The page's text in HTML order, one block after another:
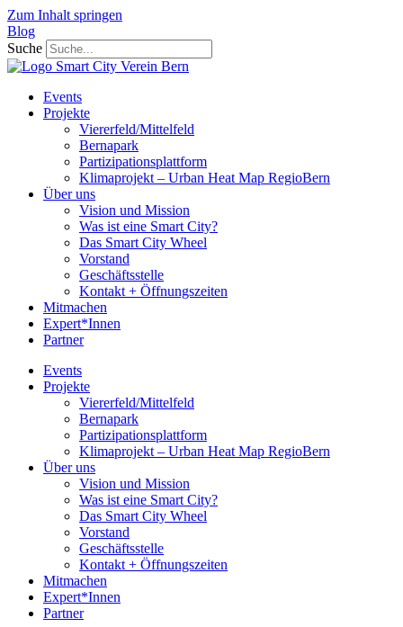
Zum Inhalt springen
Blog
Suche
Events
Projekte
Viererfeld/Mittelfeld
Bernapark
Partizipationsplattform
Klimaprojekt – Urban Heat Map RegioBern
Über uns
Vision und Mission
Was ist eine Smart City?
Das Smart City Wheel
Vorstand
Geschäftsstelle
Kontakt + Öffnungszeiten
Mitmachen
Expert*Innen
Partner
Events
Projekte
Viererfeld/Mittelfeld
Bernapark
Partizipationsplattform
Klimaprojekt – Urban Heat Map RegioBern
Über uns
Vision und Mission
Was ist eine Smart City?
Das Smart City Wheel
Vorstand
Geschäftsstelle
Kontakt + Öffnungszeiten
Mitmachen
Expert*Innen
Partner